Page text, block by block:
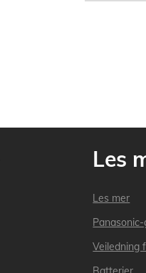
Les
Les mer
Veiledning